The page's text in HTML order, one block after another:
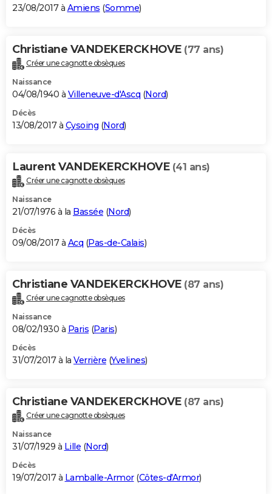
23/08/2017 à Amiens (Somme)
Christiane VANDEKERCKHOVE (77 ans)
Créer une cagnotte obsèques
Naissance
04/08/1940 à Villeneuve-d'Ascq (Nord)
Décès
13/08/2017 à Cysoing (Nord)
Laurent VANDEKERCKHOVE (41 ans)
Créer une cagnotte obsèques
Naissance
21/07/1976 à la Bassée (Nord)
Décès
09/08/2017 à Acq (Pas-de-Calais)
Christiane VANDEKERCKHOVE (87 ans)
Créer une cagnotte obsèques
Naissance
08/02/1930 à Paris (Paris)
Décès
31/07/2017 à la Verrière (Yvelines)
Christiane VANDEKERCKHOVE (87 ans)
Créer une cagnotte obsèques
Naissance
31/07/1929 à Lille (Nord)
Décès
19/07/2017 à Lamballe-Armor(Côtes-d'Armor)